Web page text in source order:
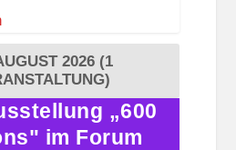
2026 (1
„600
im Forum